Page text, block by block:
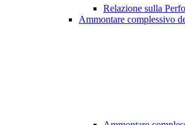
Relazione sulla
Ammontare complessivo